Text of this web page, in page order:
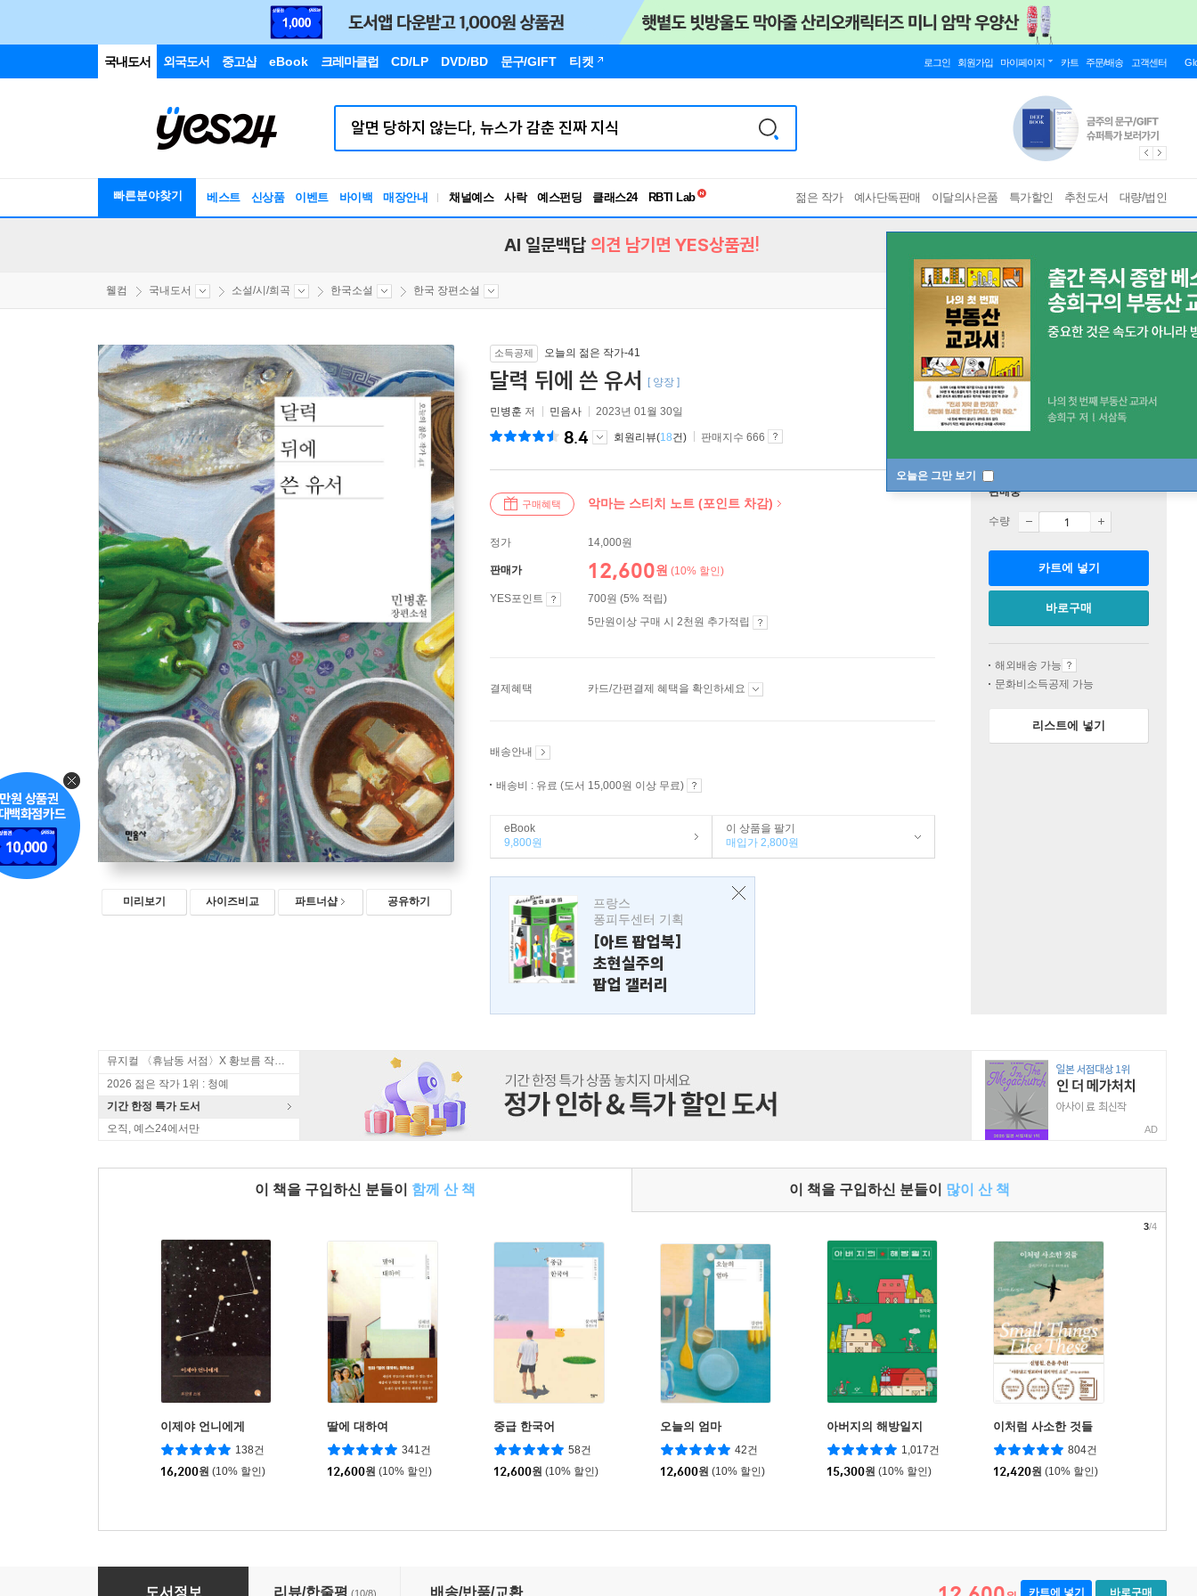
국내도서 외국도서 중고샵 eBook 크레마클럽 CD/LP DVD/BD 문구/GIFT 티켓 로그인 회원가입 마이페이지 카트 주문/배송 고객센터
빠른분야찾기 베스트 신상품 이벤트 바이백 매장안내 채널예스 사락 예스펀딩 클래스24
독서유형검사
젊은 작가 예사단독판매 이달의사은품 특가할인 추천도서 대량/법인
오늘은 그만 보기
AI 일문백답 의견 남기면 YES상품권!
웰컴 국내도서 소설/시/희곡 한국소설 한국 장편소설
미리보기 사이즈비교 파트너샵 공유하기
소득공제 오늘의 젊은 작가-41
달력 뒤에 쓴 유서 [ 양장 ]
민병훈 저 민음사 2023년 01월 30일
8.4 회원리뷰(18건) 판매지수 666
구매혜택 악마는 스티치 노트 (포인트 차감)
정가 14,000원
판매가 12,600원 (10% 할인)
YES포인트
700원 (5% 적립)
5만원이상 구매 시 2천원 추가적립
결제혜택 카드/간편결제 혜택을 확인하세요
배송안내
배송비 : 유료 (도서 15,000원 이상 무료)
eBook
9,800원
이 상품을 팔기
매입가 2,800원
프랑스
퐁피두센터 기획
[아트 팝업북]
초현실주의
팝업 갤러리
판매중
수량
카트에 넣기
바로구매
해외배송 가능
문화비소득공제 가능
리스트에 넣기
뮤지컬 〈휴남동 서점〉X 황보름 작가 북토크
2026 젊은 작가 1위 : 청예
기간 한정 특가 도서
오직, 예스24에서만
AD
이 책을 구입하신 분들이 함께 산 책 이 책을 구입하신 분들이 많이 산 책
이제야 언니에게
138건
16,200원 (10% 할인)
딸에 대하여
341건
12,600원 (10% 할인)
중급 한국어
58건
12,600원 (10% 할인)
오늘의 엄마
42건
12,600원 (10% 할인)
아버지의 해방일지
1,017건
15,300원 (10% 할인)
이처럼 사소한 것들
804건
12,420원 (10% 할인)
3/4
달력 뒤에 쓴 유서
도서정보 리뷰/한줄평 (10/8) 배송/반품/교환 카트에 넣기 바로구매